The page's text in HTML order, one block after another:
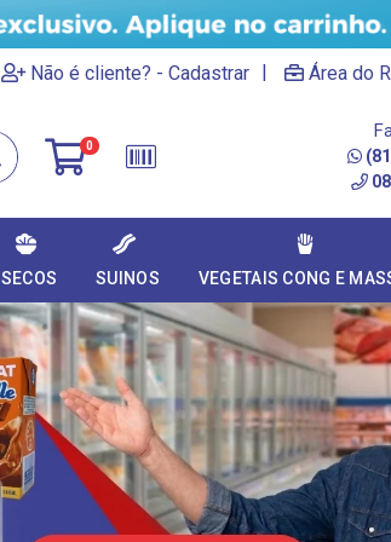
Não é cliente? - Cadastrar | Área do
0
SECOS SUINOS VEGETAIS CONG E